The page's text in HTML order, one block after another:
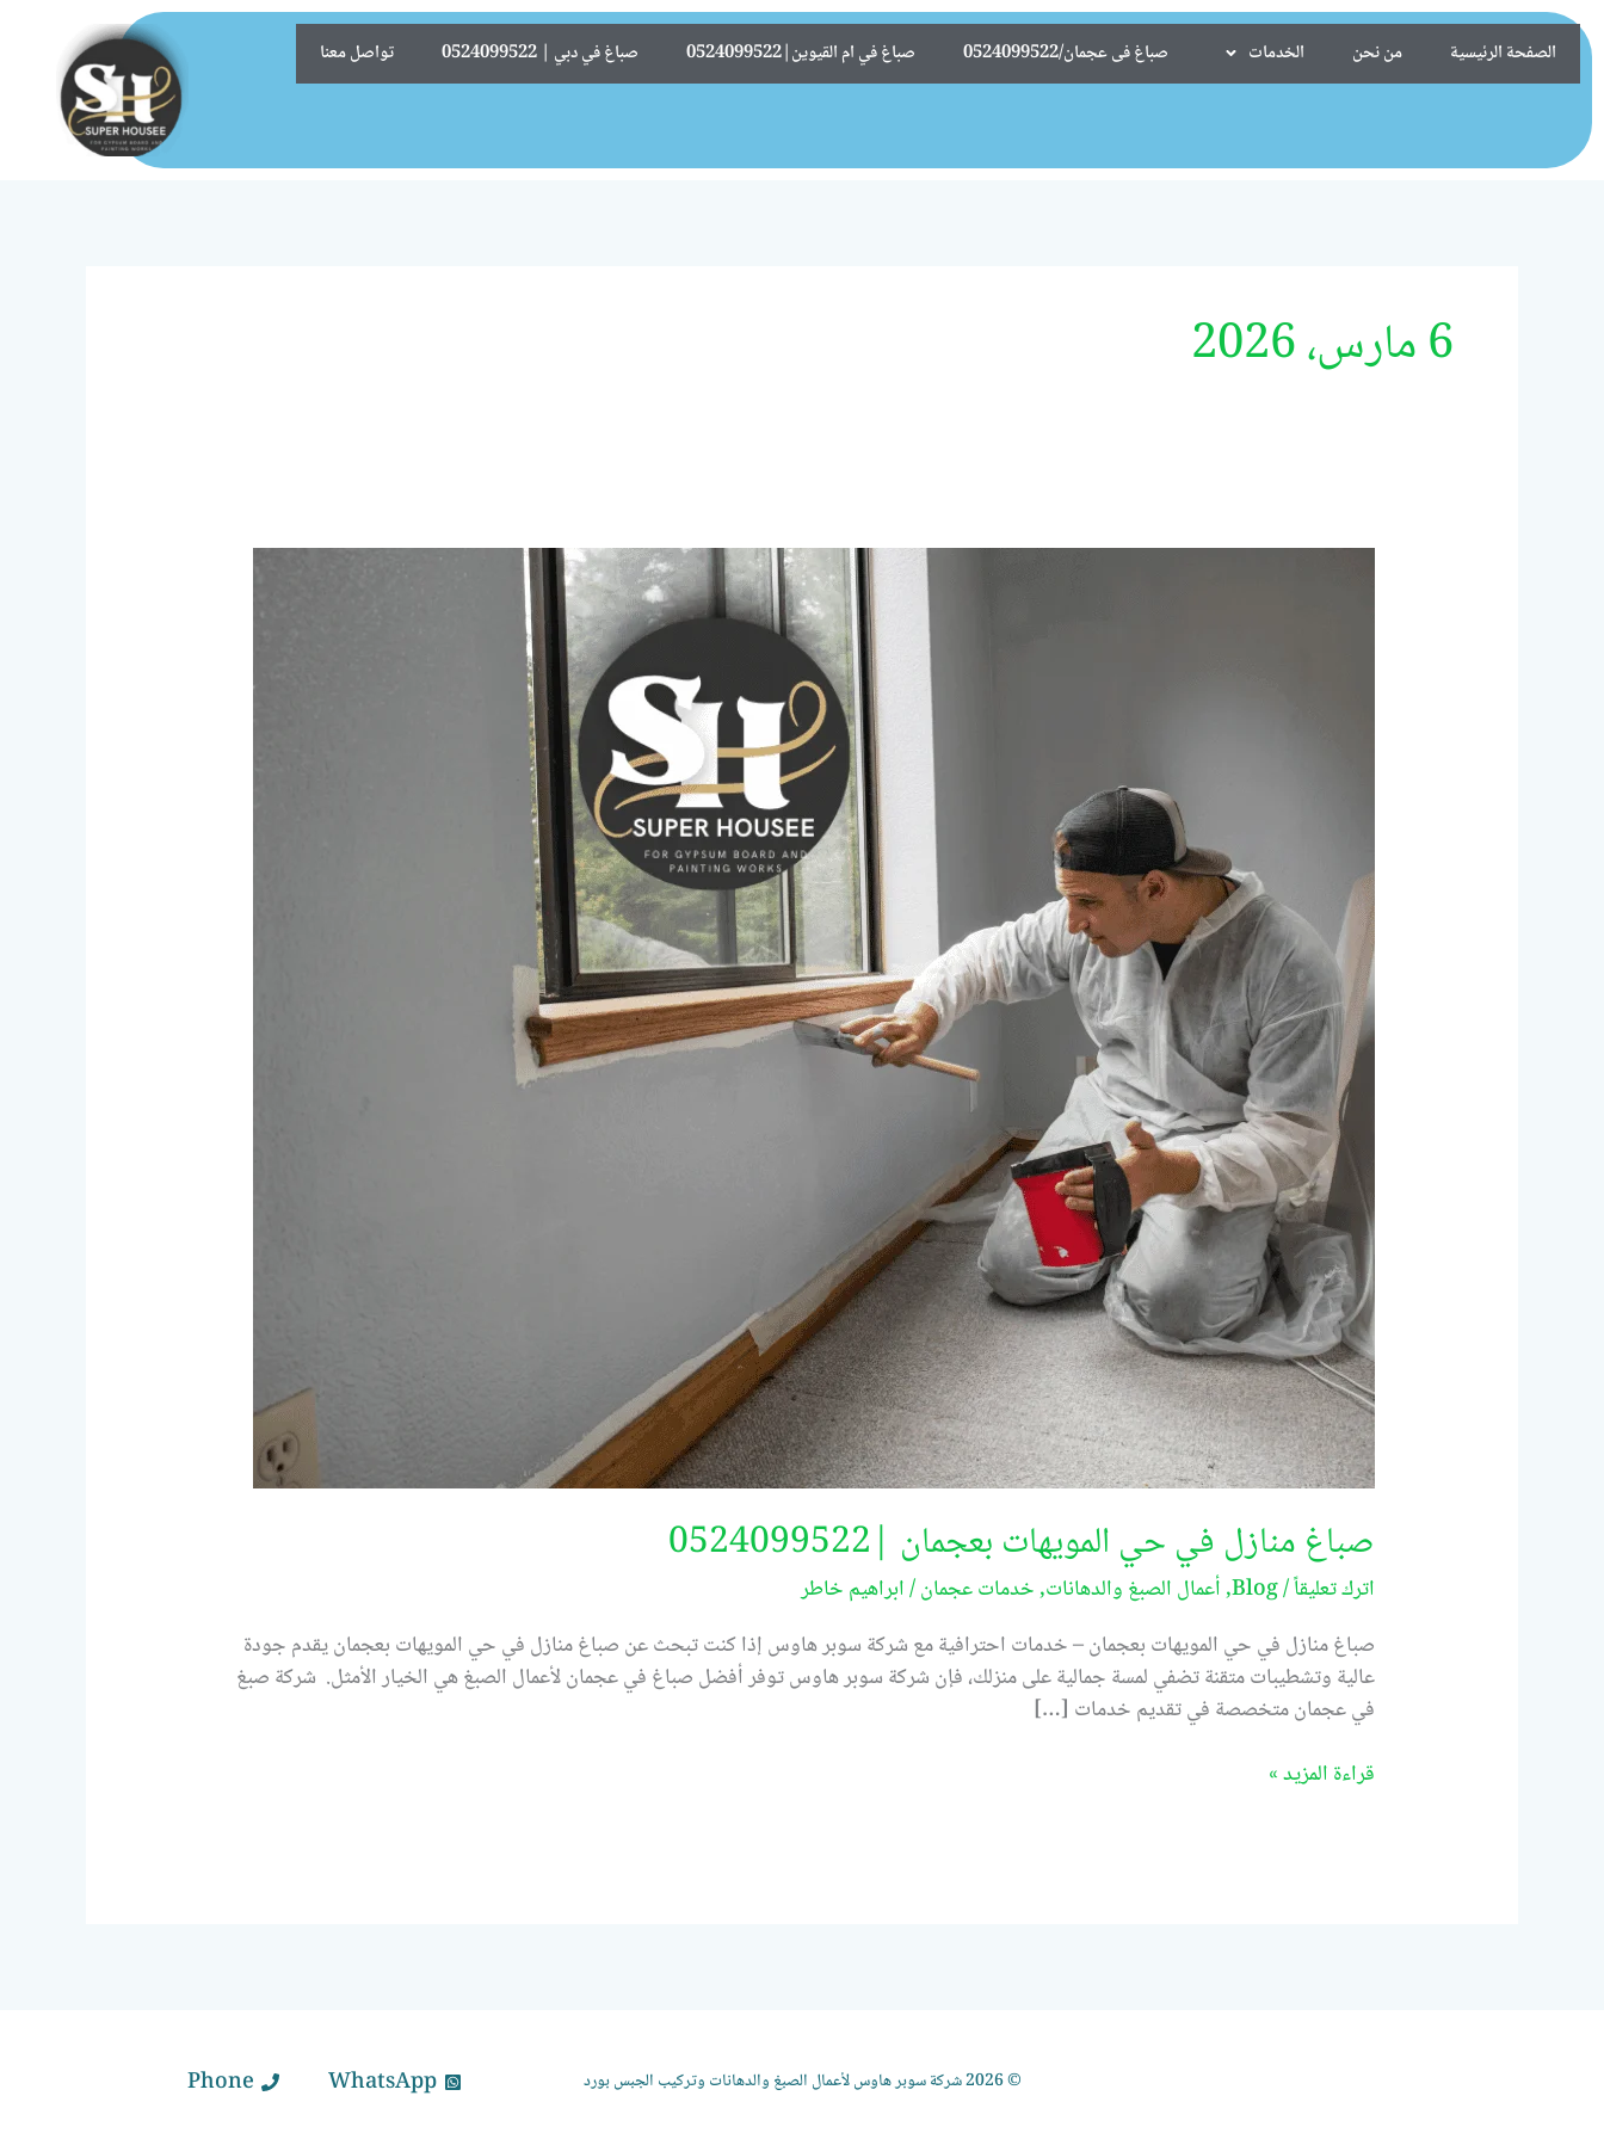
تخطي
إلى
المحتوى
الصفحة الرئيسية من نحن الخدمات صباغ فى عجمان/0524099522 صباغ في ام القيوين|0524099522 صباغ في دبي | 0524099522 تواصل معنا
6 مارس، 2026
صباغ منازل في حي المويهات بعجمان |0524099522
اترك تعليقاً/
Blog
,أعمال الصبغ والدهانات,خدمات عجمان/ابراهيم خاطر
صباغ منازل في حي المويهات بعجمان – خدمات احترافية مع شركة سوبر هاوس إذا كنت تبحث عن صباغ منازل في حي المويهات بعجمان يقدم جودة
عالية وتشطيبات متقنة تضفي لمسة جمالية على منزلك، فإن شركة سوبر هاوس توفر أفضل صباغ في عجمان لأعمال الصبغ هي الخيار الأمثل. شركة صبغ
في عجمان متخصصة في تقديم خدمات […]
قراءة المزيد »
© 2026 شركة سوبر هاوس لأعمال الصبغ والدهانات وتركيب الجبس بورد WhatsApp
Phone